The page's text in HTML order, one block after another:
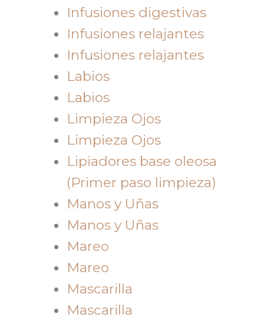
Infusiones digestivas
Infusiones relajantes
Infusiones relajantes
Labios
Labios
Limpieza Ojos
Limpieza Ojos
Lipiadores base oleosa
(Primer paso limpieza)
Manos y Uñas
Manos y Uñas
Mareo
Mareo
Mascarilla
Mascarilla